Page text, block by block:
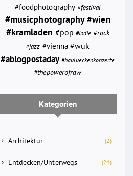
#foodphotography #festival
#musicphotography#wien
#kramladen #pop #indie #rock
#jazz #vienna #wuk
#ablogpostaday #baulueckenkonzerte
#thepowerofraw
Kategorien
Architektur (2)
Entdecken/Unterwegs (24)